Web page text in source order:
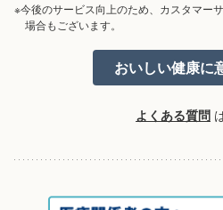
※今後のサービス向上のため、カスタマー
場合もございます。
よくある質問